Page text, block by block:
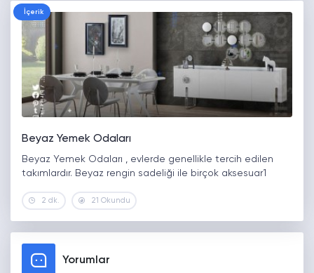
İçerik
Beyaz Yemek Odaları
Beyaz Yemek Odaları , evlerde genellikle tercih edilen
takımlardır. Beyaz rengin sadeliği ile birçok aksesuar1
2 dk. 21 Okundu
Yorumlar